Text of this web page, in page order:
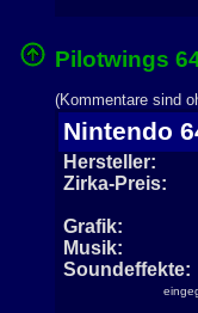
Pilotwings
(Kommentare sind
Nintendo
Hersteller:
Zirka-Preis:
Grafik:
Musik:
Soundeffekte: